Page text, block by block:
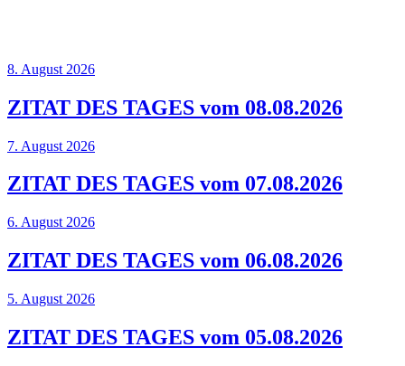
8. August 2026
ZITAT DES TAGES vom 08.08.2026
7. August 2026
ZITAT DES TAGES vom 07.08.2026
6. August 2026
ZITAT DES TAGES vom 06.08.2026
5. August 2026
ZITAT DES TAGES vom 05.08.2026